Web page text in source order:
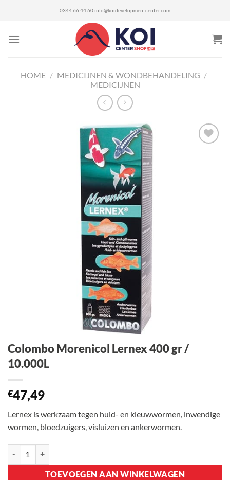
0344 66 44 60 info@koidevelopmentcenter.com
HOME / MEDICIJNEN & WONDBEHANDELING /
MEDICIJNEN
Colombo Morenicol Lernex 400 gr /
10.000L
€47,49
Lernex is werkzaam tegen huid- en kieuwwormen, inwendige
wormen, bloedzuigers, visluizen en ankerwormen.
TOEVOEGEN AAN WINKELWAGEN